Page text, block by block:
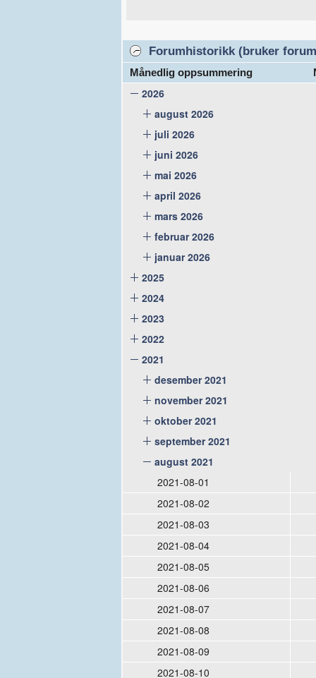
Forumhistorikk (bruker
Månedlig oppsummering
2026
august 2026
juli 2026
juni 2026
mai 2026
april 2026
mars 2026
februar 2026
januar 2026
2025
2024
2023
2022
2021
desember 2021
november 2021
oktober 2021
september 2021
august 2021
2021-08-01
2021-08-02
2021-08-03
2021-08-04
2021-08-05
2021-08-06
2021-08-07
2021-08-08
2021-08-09
2021-08-10